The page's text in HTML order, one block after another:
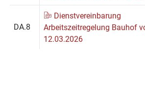
DA.8
Dienstvereinbarung
Arbeitszeitregelung Bauhof
12.03.2026